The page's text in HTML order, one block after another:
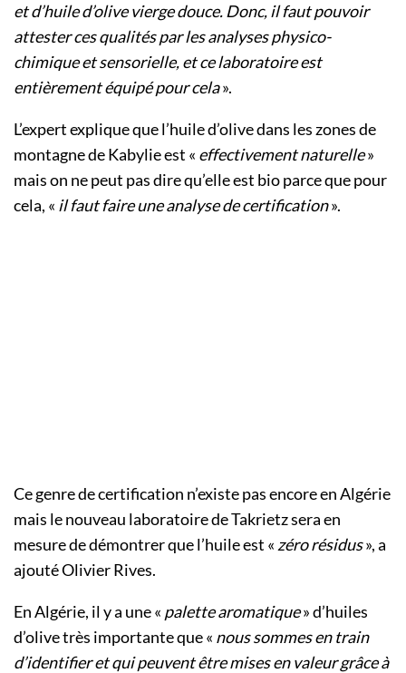
et d’huile d’olive vierge douce. Donc, il faut pouvoir
attester ces qualités par les analyses physico-
chimique et sensorielle, et ce laboratoire est
entièrement équipé pour cela».
L’expert explique que l’huile d’olive dans les zones de
montagne de Kabylie est « effectivement naturelle»
mais on ne peut pas dire qu’elle est bio parce que pour
cela, « il faut faire une analyse de certification».
Ce genre de certification n’existe pas encore en Algérie
mais le nouveau laboratoire de Takrietz sera en
mesure de démontrer que l’huile est «zéro résidus», a
ajouté Olivier Rives.
En Algérie, il y a une « palette aromatique» d’huiles
d’olive très importante que « nous sommes en train
d’identifier et qui peuvent être mises en valeur grâce à